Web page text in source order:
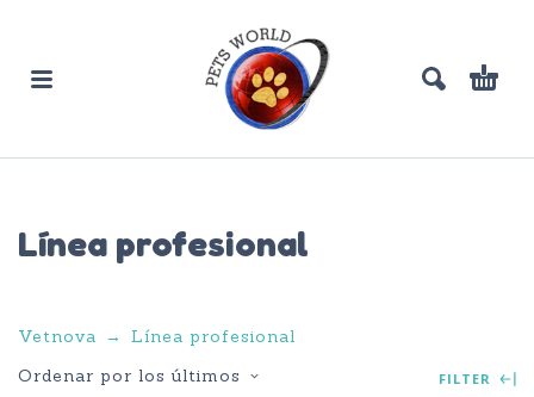
Línea profesional
Vetnova
Línea profesional
Ordenar por los últimos
FILTER